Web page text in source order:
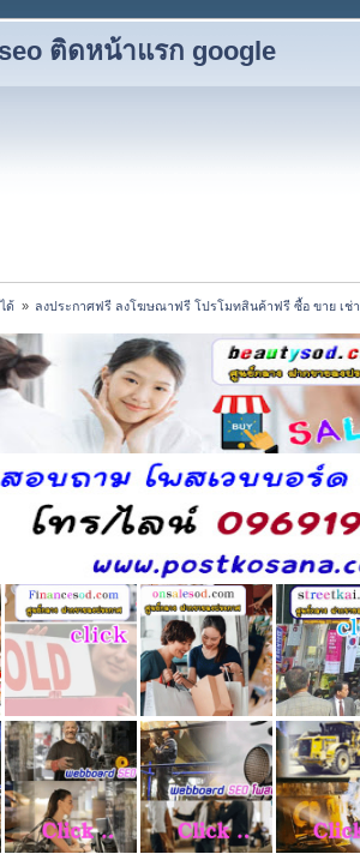
ติดหน้าแรก google
ด้ » ลงประกาศฟรี ลงโฆษณาฟรี โปรโมทสินค้าฟรี ซื้อ ขาย เช่า